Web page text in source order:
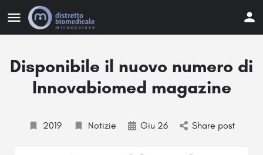
Disponibile il nuovo numero di
Innovabiomed magazine
2019 Notizie Giu 26 Share post